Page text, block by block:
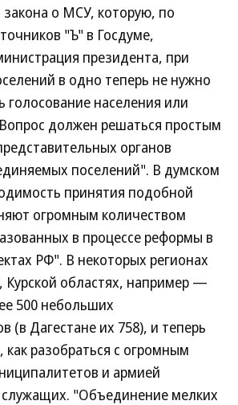
закона о МСУ, которую, по
"Ъ" в Госдуме,
президента, при
в одно теперь не нужно
голосование населения или
должен решаться простым
органов
поселений". В думском
принятия подобной
огромным количеством
в процессе реформы в
РФ". В некоторых регионах
областях, например —
500 небольших
(в Дагестане их 758), и теперь
как разобраться с огромным
и армией
"Объединение мелких